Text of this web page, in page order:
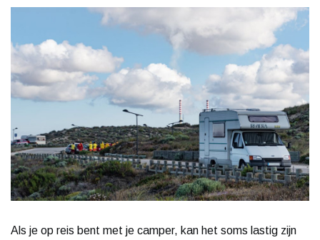
Als je op reis bent met je camper, kan het soms lastig zijn